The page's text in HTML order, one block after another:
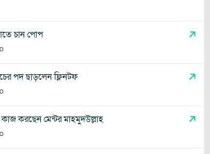
চান পোপ
পদ ছাড়লেন ফ্লিনটফ
করছেন মেন্টর মাহমুদউল্লাহ